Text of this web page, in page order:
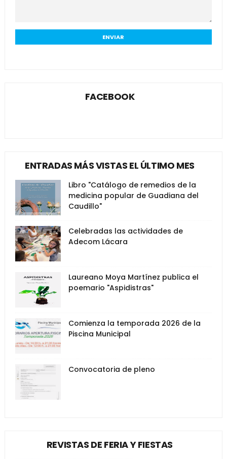
FACEBOOK
ENTRADAS MÁS VISTAS EL ÚLTIMO MES
Libro "Catálogo de remedios de la
medicina popular de Guadiana del
Caudillo"
Celebradas las actividades de
Adecom Lácara
Laureano Moya Martínez publica el
poemario "Aspidistras"
Comienza la temporada 2026 de la
Piscina Municipal
Convocatoria de pleno
REVISTAS DE FERIA Y FIESTAS